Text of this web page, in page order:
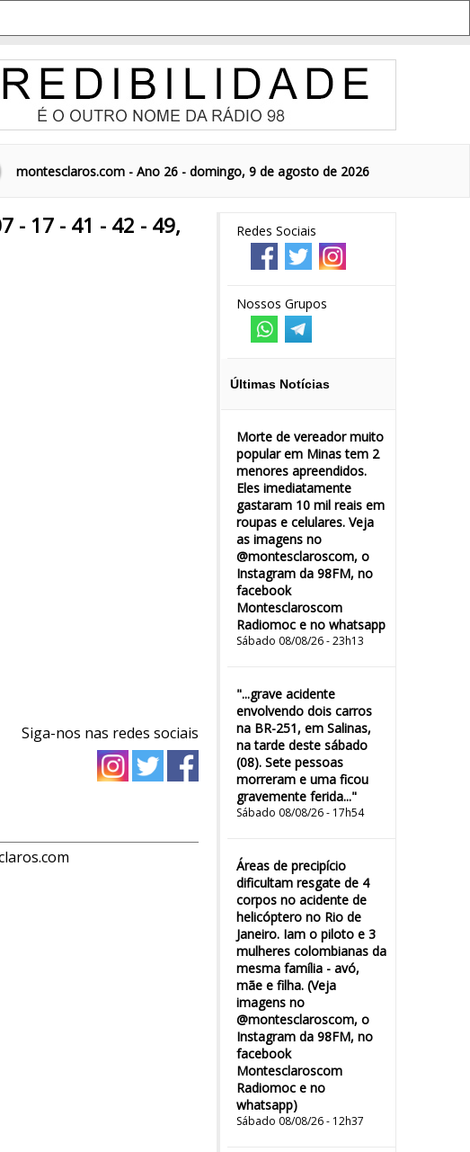
montesclaros.com - Ano 26 - domingo, 9 de agosto de 2026
Redes Sociais
Nossos Grupos
Últimas Notícias
Morte de vereador muito
popular em Minas tem 2
menores apreendidos.
Eles imediatamente
gastaram 10 mil reais em
roupas e celulares. Veja
as imagens no
@montesclaroscom, o
Instagram da 98FM, no
facebook
Montesclaroscom
Radiomoc e no whatsapp
Sábado 08/08/26 - 23h13
"...grave acidente
envolvendo dois carros
na BR-251, em Salinas,
na tarde deste sábado
(08). Sete pessoas
morreram e uma ficou
gravemente ferida..."
Sábado 08/08/26 - 17h54
Áreas de precipício
dificultam resgate de 4
corpos no acidente de
helicóptero no Rio de
Janeiro. Iam o piloto e 3
mulheres colombianas da
mesma família - avó,
mãe e filha. (Veja
imagens no
@montesclaroscom, o
Instagram da 98FM, no
facebook
Montesclaroscom
Radiomoc e no
whatsapp)
Sábado 08/08/26 - 12h37
- 17 - 41 - 42 - 49,
Siga-nos nas redes sociais